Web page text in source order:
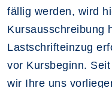
fällig werden, wird
Kursausschreibung
Lastschrifteinzug
vor Kursbeginn.
wir Ihre uns